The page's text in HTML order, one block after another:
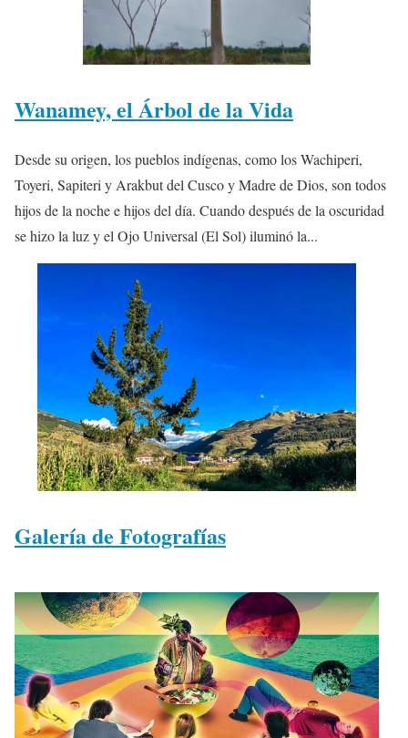
Wanamey, el Árbol de la Vida
Desde su origen, los pueblos indígenas, como los Wachiperi,
Toyeri, Sapiteri y Arakbut del Cusco y Madre de Dios, son todos
hijos de la noche e hijos del día. Cuando después de la oscuridad
se hizo la luz y el Ojo Universal (El Sol) iluminó la...
Galería de Fotografías